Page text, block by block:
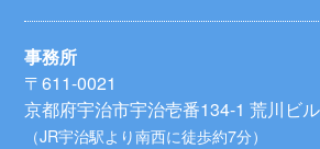
事務所
〒611-0021
京都府宇治市宇治壱番134-1 荒川ビ
（JR宇治駅より南西に徒歩約7分）